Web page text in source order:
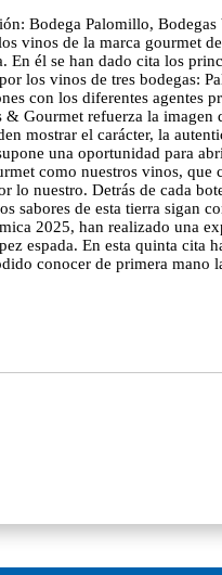
Bodega Palomillo,
vinos de la marca gourmet
En él se han dado cita los
los vinos de tres
con los diferentes agentes
Gourmet refuerza la
mostrar el carácter, la
una oportunidad para
como nuestros vinos,
nuestro. Detrás de cada
sabores de esta tierra sigan
2025, han realizado una
espada. En esta quinta cita
conocer de primera mano